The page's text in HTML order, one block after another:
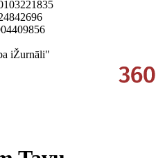
iŽurnāli"